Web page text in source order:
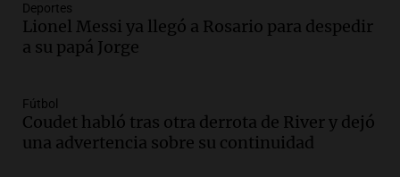
Una mañana para todos
Episodios
Audio.Una nutricionista derribó el mito
conviene priorizar
Una mañana para todos
Episodios
Deportes
Lionel Messi ya llegó a Rosario para despedir
a su papá Jorge
Fútbol
Coudet habló tras otra derrota de River y dejó
una advertencia sobre su continuidad